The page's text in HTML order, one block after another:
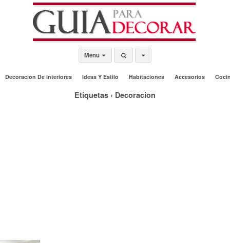
Menu
Decoracion De Interiores Ideas Y Estilo Habitaciones Accesorios
Etiquetas › Decoracion